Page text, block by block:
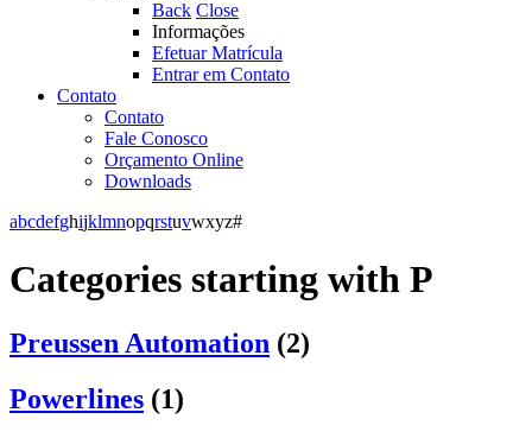
Back Close
Informações
Efetuar Matrícula
Entrar em Contato
Contato
Contato
Fale Conosco
Orçamento Online
Downloads
abcdefghijklmnopqrstuvwxyz#
Categories starting with P
Preussen Automation (2)
Powerlines (1)